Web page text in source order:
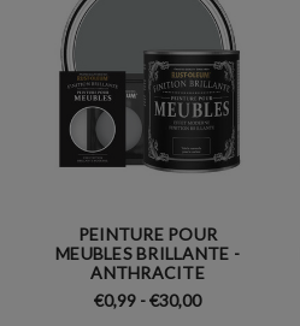
PEINTURE POUR
MEUBLES BRILLANTE -
ANTHRACITE
€0,99 - €30,00